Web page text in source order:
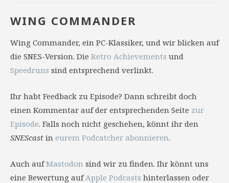
WING COMMANDER
Wing Commander, ein PC-Klassiker, und wir blicken auf
die SNES-Version. Die Retro Achievements und
Speedruns sind entsprechend verlinkt.
Ihr habt Feedback zu Episode? Dann schreibt doch
einen Kommentar auf der entsprechenden Seite zur
Episode. Falls noch nicht geschehen, könnt ihr den
SNEScast in eurem Podcatcher abonnieren.
Auch aufMastodon sind wir zu finden. Ihr könnt uns
eine Bewertung aufApple Podcasts hinterlassen oder